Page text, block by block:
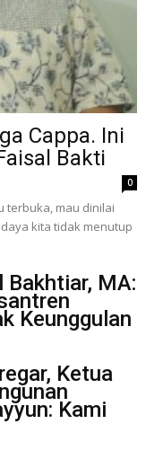
Cappa. Ini
Bakti
0
terbuka, mau dinilai
kita tidak menutup
Bakhtiar, MA:
Keunggulan
Ketua
Kami